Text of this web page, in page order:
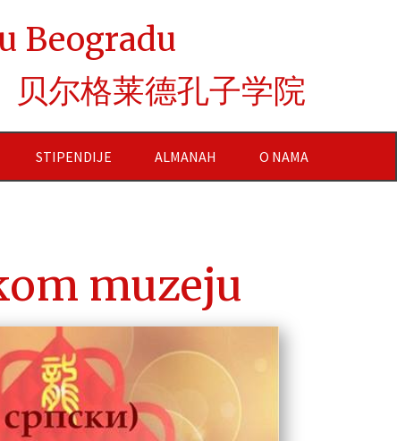
Beogradu
贝尔格莱德孔子学院
STIPENDIJE ALMANAH O NAMA
muzeju